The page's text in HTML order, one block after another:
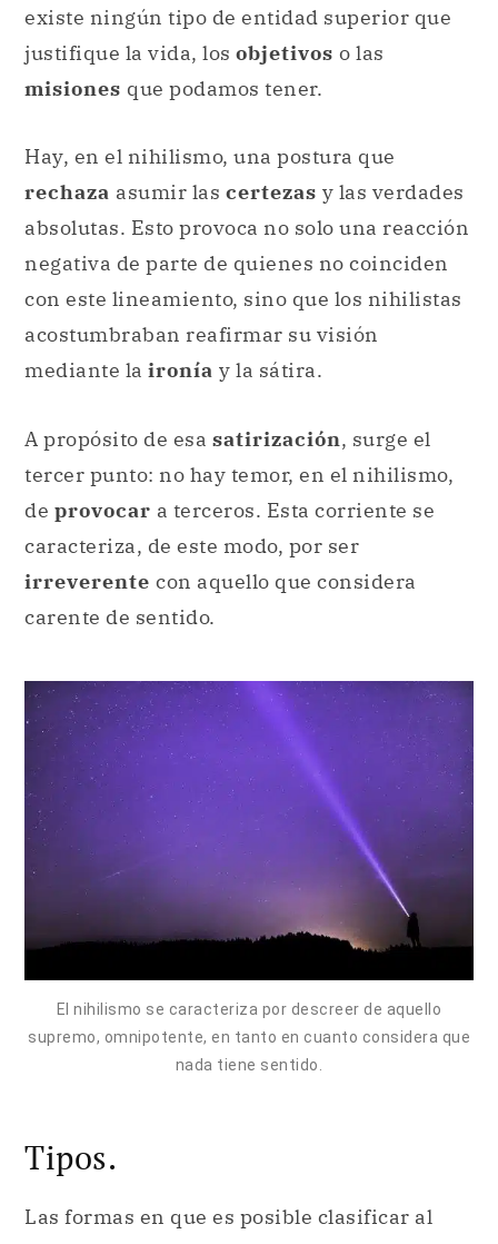
existe ningún tipo de entidad superior que
justifique la vida, los objetivos o las
misiones que podamos tener.
Hay, en el nihilismo, una postura que
rechaza asumir las certezas y las verdades
absolutas. Esto provoca no solo una reacción
negativa de parte de quienes no coinciden
con este lineamiento, sino que los nihilistas
acostumbraban reafirmar su visión
mediante la ironía y la sátira.
A propósito de esa satirización, surge el
tercer punto: no hay temor, en el nihilismo,
de provocar a terceros. Esta corriente se
caracteriza, de este modo, por ser
irreverente con aquello que considera
carente de sentido.
El nihilismo se caracteriza por descreer de aquello
supremo, omnipotente, en tanto en cuanto considera que
nada tiene sentido.
Tipos.
Las formas en que es posible clasificar al